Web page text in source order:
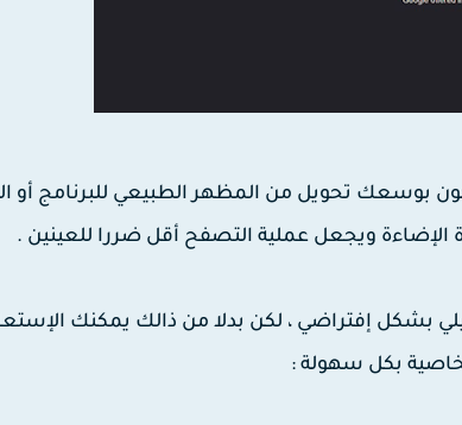
بوسعك تحويل من المظهر الطبيعي للبرنامج أو
الإضاءة ويجعل عملية التصفح أقل ضررا للعينين .
بشكل إفتراضي ، لكن بدلا من ذالك يمكنك
بكل سهولة :